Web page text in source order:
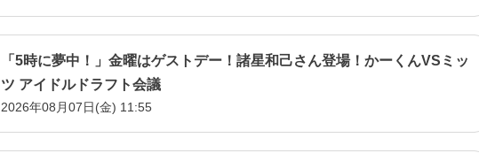
「5時に夢中！」金曜はゲストデー！諸星和己さん登場！かーくんVSミッ
ツ アイドルドラフト会議
2026年08月07日(金) 11:55